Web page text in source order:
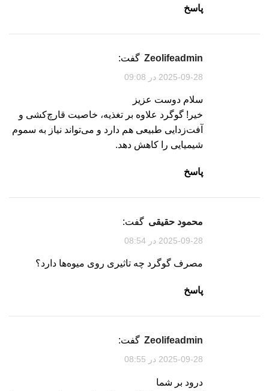
پاسخ
zeolifeadmin گفت:
2025-09-28 در 09:08
سلام دوست عزیز
خیر! گوگرد علاوه بر تغذیه، خاصیت قارچ‌کشی و
آفت‌زدایی طبیعی هم دارد و می‌تواند نیاز به سموم
شیمیایی را کاهش دهد.
پاسخ
محمود حقیقی گفت:
2025-09-28 در 08:54
مصرف گوگرد چه تاثیری روی میوه‌ها دارد؟
پاسخ
zeolifeadmin گفت:
2025-09-28 در 08:55
درود بر شما